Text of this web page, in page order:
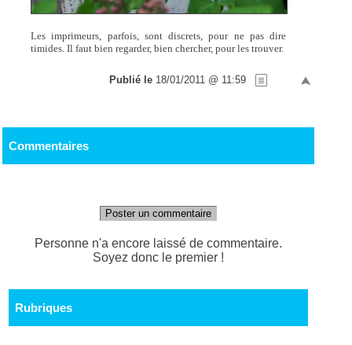
Les imprimeurs, parfois, sont discrets, pour ne pas dire
timides. Il faut bien regarder, bien chercher, pour les trouver.
Publié le 18/01/2011 @ 11:59
Commentaires
Poster un commentaire
Personne n'a encore laissé de commentaire.
Soyez donc le premier !
Rubriques